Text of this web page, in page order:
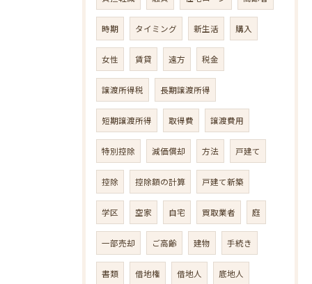
時期 タイミング 新生活 購入
女性 賃貸 遠方 税金
譲渡所得税 長期譲渡所得
短期譲渡所得 取得費 譲渡費用
特別控除 減価償却 方法 戸建て
控除 控除額の計算 戸建て新築
学区 空家 自宅 買取業者 庭
一部売却 ご高齢 建物 手続き
書類 借地権 借地人 底地人